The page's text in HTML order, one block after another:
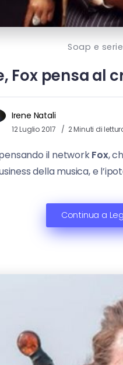
Soap e
Fox pensa al
Irene Natali
12 Luglio 2017 2 Minuti di
il networkFox,
della musica, e
Continua a